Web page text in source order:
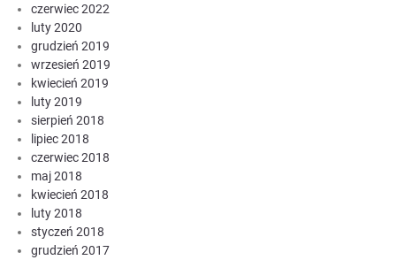
czerwiec 2022
luty 2020
grudzień 2019
wrzesień 2019
kwiecień 2019
luty 2019
sierpień 2018
lipiec 2018
czerwiec 2018
maj 2018
kwiecień 2018
luty 2018
styczeń 2018
grudzień 2017